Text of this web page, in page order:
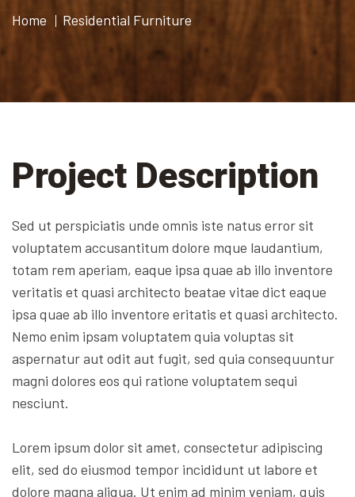
Home Residential Furniture
Project Description
Sed ut perspiciatis unde omnis iste natus error sit
voluptatem accusantitum dolore mque laudantium,
totam rem aperiam, eaque ipsa quae ab illo inventore
veritatis et quasi architecto beatae vitae dict eaque
ipsa quae ab illo inventore eritatis et quasi architecto.
Nemo enim ipsam voluptatem quia voluptas sit
aspernatur aut odit aut fugit, sed quia consequuntur
magni dolores eos qui ratione voluptatem sequi
nesciunt.
Lorem ipsum dolor sit amet, consectetur adipiscing
elit, sed do eiusmod tempor incididunt ut labore et
dolore magna aliqua. Ut enim ad minim veniam, quis